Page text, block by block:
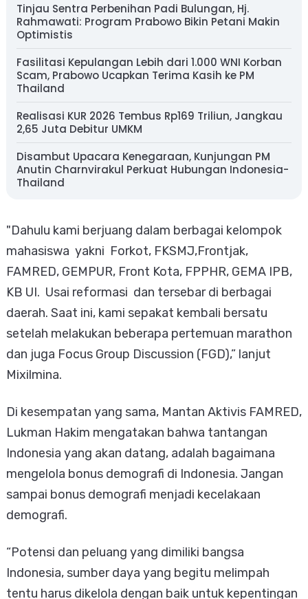
Tinjau Sentra Perbenihan Padi Bulungan, Hj.
Rahmawati: Program Prabowo Bikin Petani Makin
Optimistis
Fasilitasi Kepulangan Lebih dari 1.000 WNI Korban
Scam, Prabowo Ucapkan Terima Kasih ke PM
Thailand
Realisasi KUR 2026 Tembus Rp169 Triliun, Jangkau
2,65 Juta Debitur UMKM
Disambut Upacara Kenegaraan, Kunjungan PM
Anutin Charnvirakul Perkuat Hubungan Indonesia-
Thailand
"Dahulu kami berjuang dalam berbagai kelompok
mahasiswa yakni Forkot, FKSMJ,Frontjak,
FAMRED, GEMPUR, Front Kota, FPPHR, GEMA IPB,
KB UI. Usai reformasi dan tersebar di berbagai
daerah. Saat ini, kami sepakat kembali bersatu
setelah melakukan beberapa pertemuan marathon
dan juga Focus Group Discussion (FGD),” lanjut
Mixilmina.
Di kesempatan yang sama, Mantan Aktivis FAMRED,
Lukman Hakim mengatakan bahwa tantangan
Indonesia yang akan datang, adalah bagaimana
mengelola bonus demografi di Indonesia. Jangan
sampai bonus demografi menjadi kecelakaan
demografi.
“Potensi dan peluang yang dimiliki bangsa
Indonesia, sumber daya yang begitu melimpah
tentu harus dikelola dengan baik untuk kepentingan